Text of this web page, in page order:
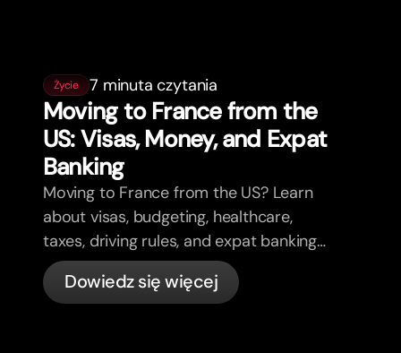
Życie 7 minuta czytania
Moving to France from the
US: Visas, Money, and Expat
Banking
Moving to France from the US? Learn
about visas, budgeting, healthcare,
taxes, driving rules, and expat banking
in France with bunq.
Dowiedz się więcej